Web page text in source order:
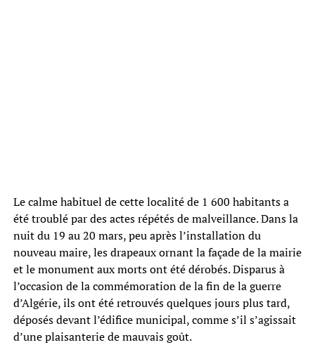
Le calme habituel de cette localité de 1 600 habitants a
été troublé par des actes répétés de malveillance. Dans la
nuit du 19 au 20 mars, peu après l’installation du
nouveau maire, les drapeaux ornant la façade de la mairie
et le monument aux morts ont été dérobés. Disparus à
l’occasion de la commémoration de la fin de la guerre
d’Algérie, ils ont été retrouvés quelques jours plus tard,
déposés devant l’édifice municipal, comme s’il s’agissait
d’une plaisanterie de mauvais goût.